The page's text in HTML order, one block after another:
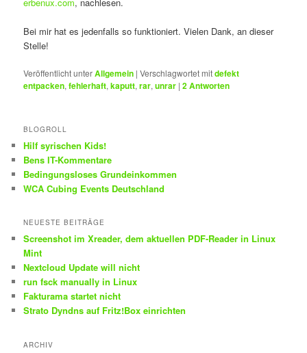
Bei mir hat es jedenfalls so funktioniert. Vielen Dank, an dieser
Stelle!
Veröffentlicht unterAllgemein |Verschlagwortet mitdefekt
entpacken,fehlerhaft,kaputt,rar,unrar |2Antworten
BLOGROLL
Hilf syrischen Kids!
Bens IT-Kommentare
Bedingungsloses Grundeinkommen
WCA Cubing Events Deutschland
NEUESTE BEITRÄGE
Screenshot im Xreader, dem aktuellen PDF-Reader in Linux
Mint
Nextcloud Update will nicht
run fsck manually in Linux
Fakturama startet nicht
Strato Dyndns auf Fritz!Box einrichten
ARCHIV